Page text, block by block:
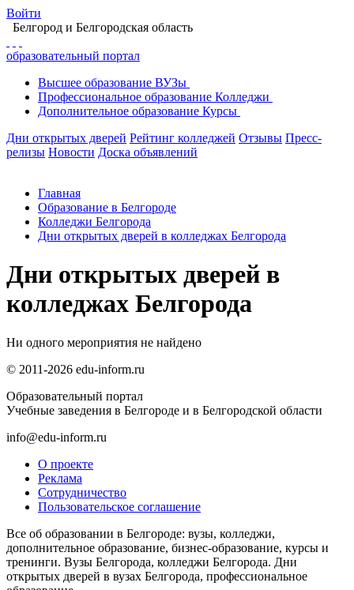
Войти
Белгород и Белгородская область
образовательный портал
Высшее образование ВУЗы
Профессиональное образование Колледжи
Дополнительное образование Курсы
Дни открытых дверей Рейтинг колледжей Отзывы Пресс-
релизы Новости Доска объявлений
Главная
Образование в Белгороде
Колледжи Белгорода
Дни открытых дверей в колледжах Белгорода
Дни открытых дверей в
колледжах Белгорода
Ни одного мероприятия не найдено
© 2011-2026 edu-inform.ru
Образовательный портал
Учебные заведения в Белгороде и в Белгородской области
info@edu-inform.ru
О проекте
Реклама
Сотрудничество
Пользовательское соглашение
Все об образовании в Белгороде: вузы, колледжи,
дополнительное образование, бизнес-образование, курсы и
тренинги. Вузы Белгорода, колледжи Белгорода. Дни
открытых дверей в вузах Белгорода, профессиональное